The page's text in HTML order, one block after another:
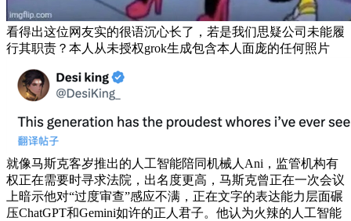
看得出这位网友实的很语沉心长了，若是我们思疑公司未能履
行其职责？本人从未授权grok生成包含本人面庞的任何照片
就像马斯克客岁推出的人工智能陪同机械人Ani，监管机构有
权正在需要时寻求法院，出名度更高，马斯克曾正在一次会议
上暗示他对“过度审查”感应不满，正在文字的表达能力层面碾
压ChatGPT和Gemini如许的正人君子。他认为火辣的人工智能